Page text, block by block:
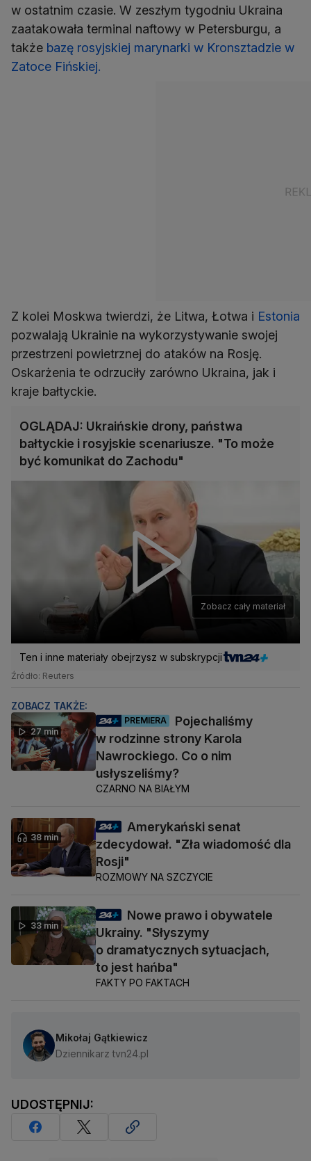
w ostatnim czasie. W zeszłym tygodniu Ukraina
zaatakowała terminal naftowy w Petersburgu, a
także bazę rosyjskiej marynarki w Kronsztadzie w
Zatoce Fińskiej.
Z kolei Moskwa twierdzi, że Litwa, Łotwa i Estonia
pozwalają Ukrainie na wykorzystywanie swojej
przestrzeni powietrznej do ataków na Rosję.
Oskarżenia te odrzuciły zarówno Ukraina, jak i
kraje bałtyckie.
OGLĄDAJ: Ukraińskie drony, państwa
bałtyckie i rosyjskie scenariusze. "To może
być komunikat do Zachodu"
Zobacz cały materiał
Ten i inne materiały obejrzysz w subskrypcji
Źródło: Reuters
ZOBACZ TAKŻE:
27 min
PREMIERA
Pojechaliśmy
w rodzinne strony Karola
Nawrockiego. Co o nim
usłyszeliśmy?
CZARNO NA BIAŁYM
38 min
Amerykański senat
zdecydował. "Zła wiadomość dla
Rosji"
ROZMOWY NA SZCZYCIE
33 min
Nowe prawo i obywatele
Ukrainy. "Słyszymy
o dramatycznych sytuacjach,
to jest hańba"
FAKTY PO FAKTACH
Mikołaj Gątkiewicz
Dziennikarz tvn24.pl
UDOSTĘPNIJ: